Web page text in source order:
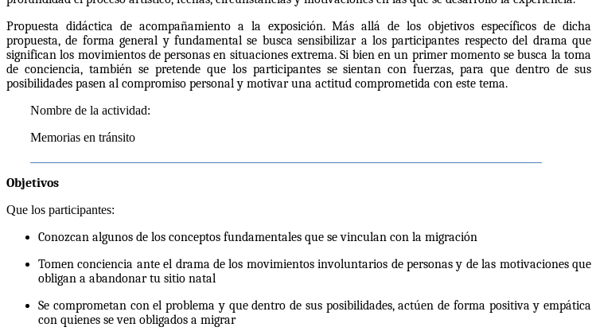
Propuesta didáctica de acompañamiento a la exposición. Más allá de los objetivos específicos de dicha
propuesta, de forma general y fundamental se busca sensibilizar a los participantes respecto del drama que
significan los movimientos de personas en situaciones extrema. Si bien en un primer momento se busca la toma
de conciencia, también se pretende que los participantes se sientan con fuerzas, para que dentro de sus
posibilidades pasen al compromiso personal y motivar una actitud comprometida con este tema.
Nombre de la actividad:
Memorias en tránsito
Objetivos
Que los participantes:
Conozcan algunos de los conceptos fundamentales que se vinculan con la migración
Tomen conciencia ante el drama de los movimientos involuntarios de personas y de las motivaciones que
obligan a abandonar tu sitio natal
Se comprometan con el problema y que dentro de sus posibilidades, actúen de forma positiva y empática
con quienes se ven obligados a migrar